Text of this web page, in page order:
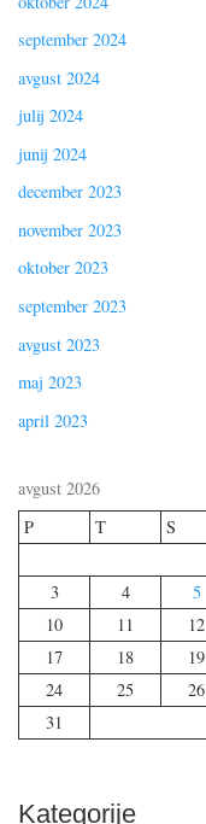
september 2024
avgust 2024
julij 2024
junij 2024
december 2023
november 2023
oktober 2023
september 2023
avgust 2023
maj 2023
april 2023
avgust 2026
P
T S
3
4 5
10
11 12
17
18 19
24
25 26
31
Kategorije